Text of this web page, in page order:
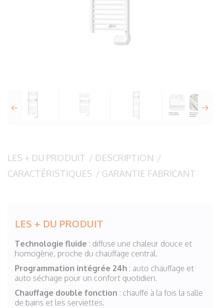
LES + DU PRODUIT / DESCRIPTION /
CARACTÉRISTIQUES / GARANTIE FABRICANT
LES + DU PRODUIT
Technologie fluide : diffuse une chaleur douce et
homogène, proche du chauffage central.
Programmation intégrée 24h : auto chauffage et
auto séchage pour un confort quotidien.
Chauffage double fonction : chauffe à la fois la salle
de bains et les serviettes.